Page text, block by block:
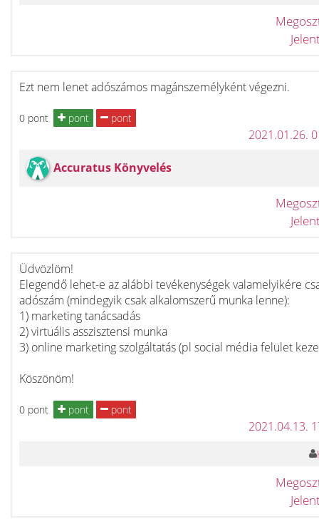
Ezt nem lenet adószámos magánszemélyként végezni.
0 pont pont pont
2021.01.26.
Accuratus Könyvelés
Üdvözlöm!
Elegendő lehet-e az alábbi tevékenységek valamelyikére
adószám (mindegyik csak alkalomszerű munka lenne):
1) marketing tanácsadás
2) virtuális asszisztensi munka
3) online marketing szolgáltatás (pl social média felület
Köszönöm!
0 pont pont pont
2021.04.13.